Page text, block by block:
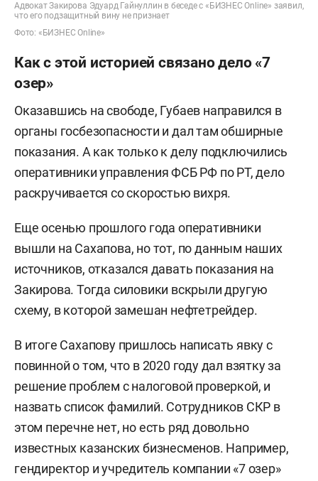
Адвокат Закирова Эдуард Гайнуллин в беседе с «БИЗНЕС Online» заявил,
что его подзащитный вину не признает
Фото: «БИЗНЕС Online»
Как с этой историей связано дело «7
озер»
Оказавшись на свободе, Губаев направился в
органы госбезопасности и дал там обширные
показания. А как только к делу подключились
оперативники управления ФСБ РФ по РТ, дело
раскручивается со скоростью вихря.
Еще осенью прошлого года оперативники
вышли на Сахапова, но тот, по данным наших
источников, отказался давать показания на
Закирова. Тогда силовики вскрыли другую
схему, в которой замешан нефтетрейдер.
В итоге Сахапову пришлось написать явку с
повинной о том, что в 2020 году дал взятку за
решение проблем с налоговой проверкой, и
назвать список фамилий. Сотрудников СКР в
этом перечне нет, но есть ряд довольно
известных казанских бизнесменов. Например,
гендиректор и учредитель компании «7 озер»